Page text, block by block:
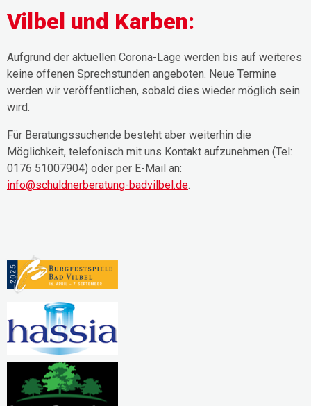
Vilbel und Karben:
Aufgrund der aktuellen Corona-Lage werden bis auf weiteres
keine offenen Sprechstunden angeboten. Neue Termine
werden wir veröffentlichen, sobald dies wieder möglich sein
wird.
Für Beratungssuchende besteht aber weiterhin die
Möglichkeit, telefonisch mit uns Kontakt aufzunehmen (Tel:
0176 51007904) oder per E-Mail an:
info@schuldnerberatung-badvilbel.de.